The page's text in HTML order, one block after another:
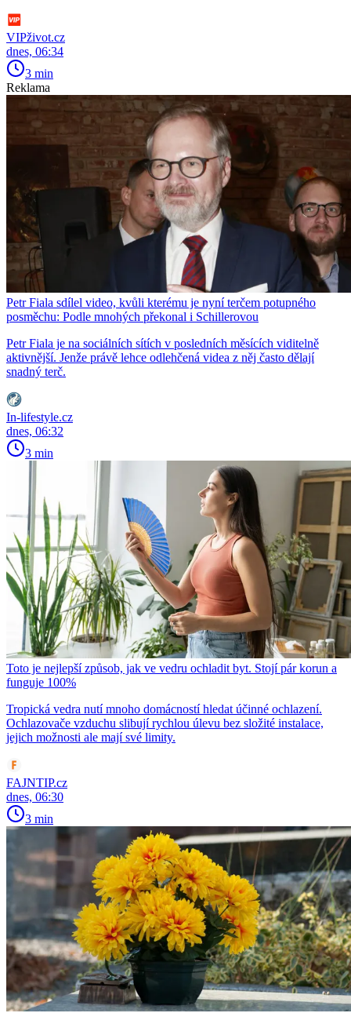
VIPživot.cz
dnes, 06:34
3 min
Reklama
Petr Fiala sdílel video, kvůli kterému je nyní terčem potupného
posměchu: Podle mnohých překonal i Schillerovou
Petr Fiala je na sociálních sítích v posledních měsících viditelně
aktivnější. Jenže právě lehce odlehčená videa z něj často dělají
snadný terč.
In-lifestyle.cz
dnes, 06:32
3 min
Toto je nejlepší způsob, jak ve vedru ochladit byt. Stojí pár korun a
funguje 100%
Tropická vedra nutí mnoho domácností hledat účinné ochlazení.
Ochlazovače vzduchu slibují rychlou úlevu bez složité instalace,
jejich možnosti ale mají své limity.
FAJNTIP.cz
dnes, 06:30
3 min